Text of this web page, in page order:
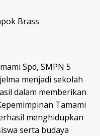
Brass
Spd, SMPN 5
menjadi sekolah
dalam memberikan
Tamami
menghidupkan
serta budaya